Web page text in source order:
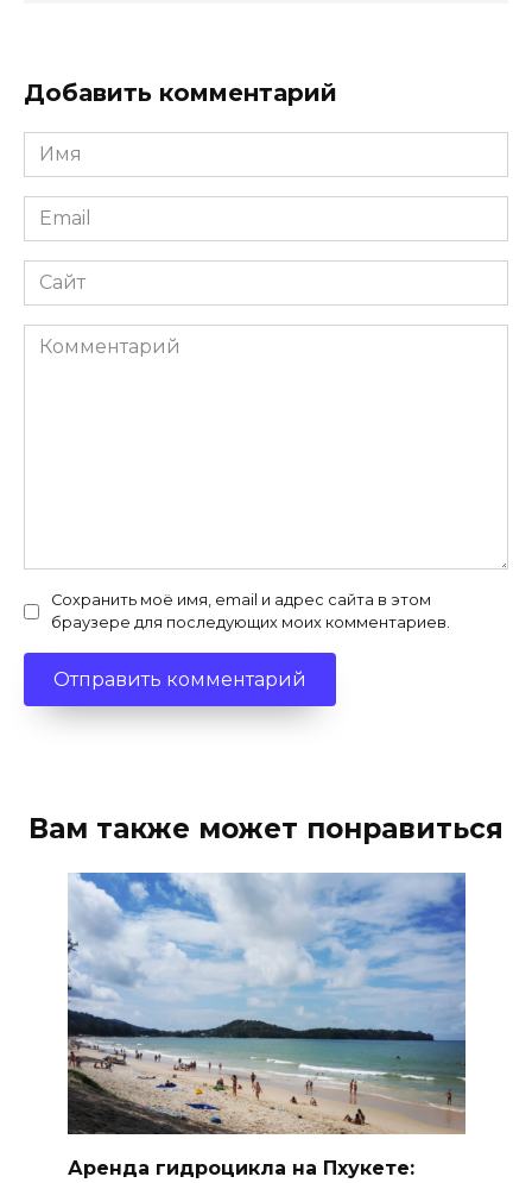
Добавить комментарий
Имя
*
Email
*
Сайт
Комментарий
Сохранить моё имя, email и адрес сайта в этом
браузере для последующих моих комментариев.
Вам также может понравиться
Аренда гидроцикла на Пхукете: